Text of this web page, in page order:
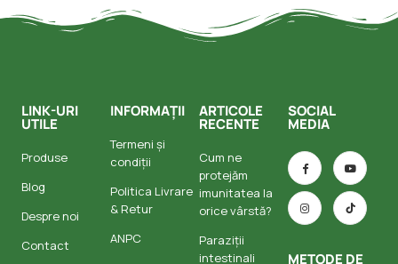
LINK-URI
UTILE
Produse
Blog
Despre noi
Contact
INFORMAȚII
Termeni și
condiții
Politica Livrare
& Retur
ANPC
ARTICOLE
RECENTE
Cum ne
protejăm
imunitatea la
orice vârstă?
Paraziții
intestinali
SOCIAL
MEDIA
METODE DE